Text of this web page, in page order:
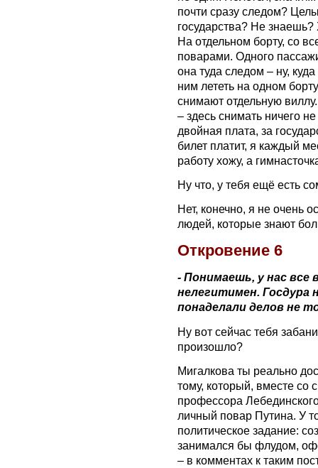
почти сразу следом?
государства? Не
На отдельном борту, со
поварами. Одного
она туда следом – ну,
ним лететь на одном
снимают отдельную
– здесь снимать ничего
двойная плата, за
билет платит, я каждый
работу хожу, а
Ну что, у тебя ещё есть
Нет, конечно, я не очень
людей, которые знают
‪‎Откровение 6
- Понимаешь, у нас
нелегитимен. Госдура
понаделали делов не
Ну вот сейчас тебя
произошло?
Мигалкова ты реально
тому, который, вместе со
профессора
личный повар Путина. У
политическое задание:
занимался бы флудом,
– в комментах к таким